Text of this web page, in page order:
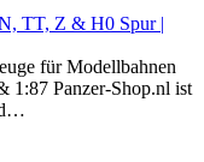
TT, Z & H0 Spur |
für Modellbahnen
1:87 Panzer-Shop.nl ist